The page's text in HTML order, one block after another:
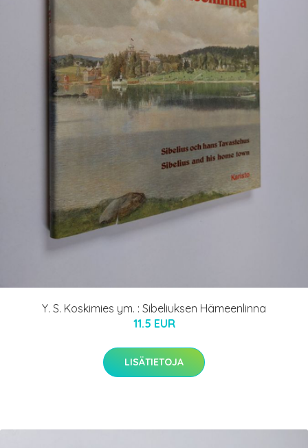
Y. S. Koskimies ym. : Sibeliuksen Hämeenlinna
11.5 EUR
LISÄTIETOJA